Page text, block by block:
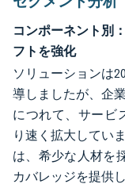
コンポーネント別
フトを強化
ソリューションは
導しましたが、企
につれて、サービ
り速く拡大してい
は、希少な人材を
カバレッジを提供